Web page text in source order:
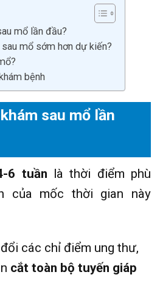
mổ lần đầu?
mổ sớm hơn dự kiến?
bệnh
sau mổ lần
6 tuần là thời điểm phù
của mốc thời gian này
các chỉ điểm ung thư,
cắt toàn bộ tuyến giáp